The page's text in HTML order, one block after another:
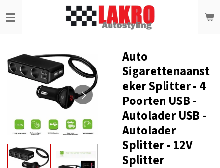
direct
hoofdinhoud
Auto
Sigarettenaanst
eker Splitter - 4
Poorten USB -
Autolader USB -
Autolader
Splitter - 12V
Splitter